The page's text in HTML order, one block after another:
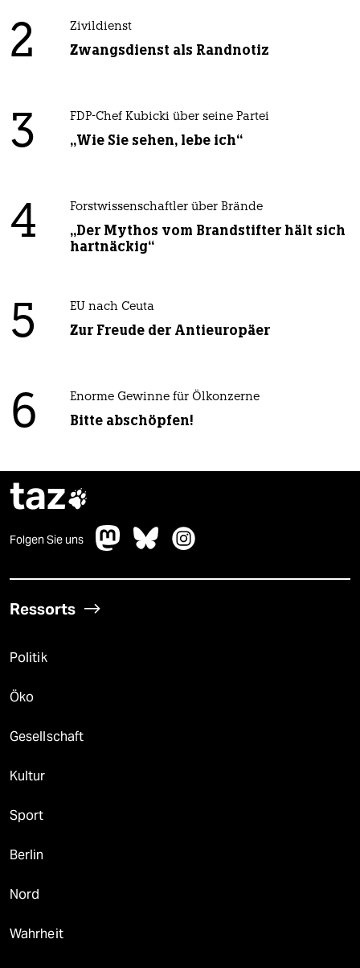
2 Zivildienst
Zwangsdienst als Randnotiz
3 FDP-Chef Kubicki über seine Partei
„Wie Sie sehen, lebe ich“
4 Forstwissenschaftler über Brände
„Der Mythos vom Brandstifter hält sich
hartnäckig“
5 EU nach Ceuta
Zur Freude der Antieuropäer
6 Enorme Gewinne für Ölkonzerne
Bitte abschöpfen!
taz
Folgen Sie uns
Ressorts
Politik
Öko
Gesellschaft
Kultur
Sport
Berlin
Nord
Wahrheit